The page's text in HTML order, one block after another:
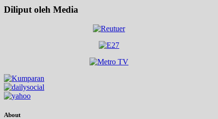
Diliput oleh Media
About